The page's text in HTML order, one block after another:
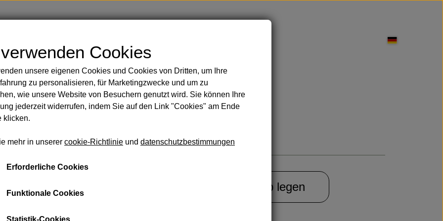
Rasur
und Körper
Öle
Handbemalte Duschvorhänge Körperpflege
und Taschen
Handtücher
Seife und Shampoo Lakritz und Leckereien
Runde Scheuerbürste
Runde Scheuerbürste
€ 13,25
− In den Warenkorb legen
Cookies
unsere eigenen Cookies und Cookies von Dritten, um Ihre
zu personalisieren, für Marketingzwecke und um zu
wie unsere Website von Besuchern genutzt wird. Sie können Ihre
jederzeit widerrufen, indem Sie auf den Link "Cookies" am Ende
klicken.
mehr in unserer cookie-Richtlinie und datenschutzbestimmungen
Erforderliche Cookies
Funktionale Cookies
Statistik-Cookies